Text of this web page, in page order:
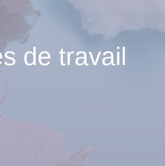
de travail